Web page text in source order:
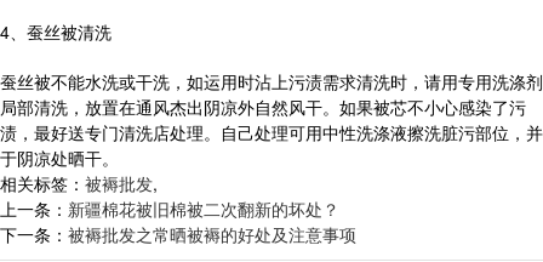
4、蚕丝被清洗
蚕丝被不能水洗或干洗，如运用时沾上污渍需求清洗时，请用专用洗涤剂
局部清洗，放置在通风杰出阴凉外自然风干。如果被芯不小心感染了污
渍，最好送专门清洗店处理。自己处理可用中性洗涤液擦洗脏污部位，并
于阴凉处晒干。
相关标签： 被褥批发,
上一条： 新疆棉花被旧棉被二次翻新的坏处？
下一条： 被褥批发之常晒被褥的好处及注意事项